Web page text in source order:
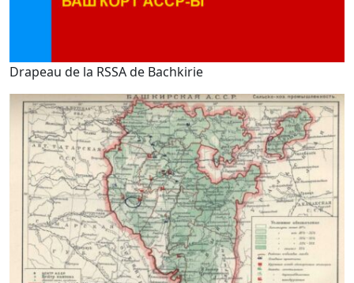
Drapeau de la RSSA de Bachkirie